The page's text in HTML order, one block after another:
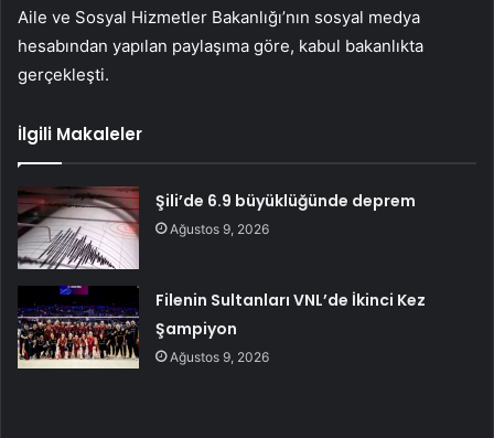
Aile ve Sosyal Hizmetler Bakanlığı’nın sosyal medya
hesabından yapılan paylaşıma göre, kabul bakanlıkta
gerçekleşti.
İlgili Makaleler
Şili’de 6.9 büyüklüğünde deprem
Ağustos 9, 2026
Filenin Sultanları VNL’de İkinci Kez
Şampiyon
Ağustos 9, 2026